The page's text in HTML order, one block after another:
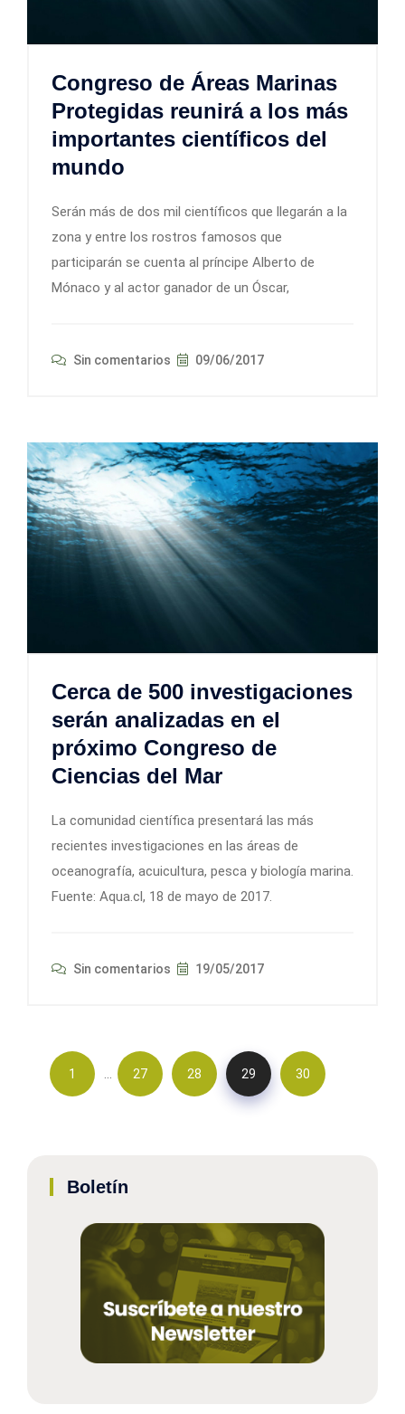
Congreso de Áreas Marinas
Protegidas reunirá a los más
importantes científicos del
mundo
Serán más de dos mil científicos que llegarán a la
zona y entre los rostros famosos que
participarán se cuenta al príncipe Alberto de
Mónaco y al actor ganador de un Óscar,
Sin comentarios 09/06/2017
Cerca de 500 investigaciones
serán analizadas en el
próximo Congreso de
Ciencias del Mar
La comunidad científica presentará las más
recientes investigaciones en las áreas de
oceanografía, acuicultura, pesca y biología marina.
Fuente: Aqua.cl, 18 de mayo de 2017.
Sin comentarios 19/05/2017
1 … 27 28 29 30
Boletín